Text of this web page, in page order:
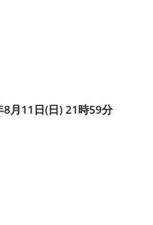
月11日(日) 21時59分